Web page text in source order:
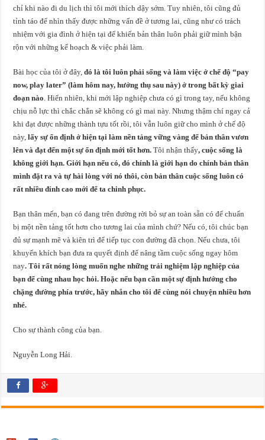
chỉ khi nào đi du lịch thì tôi mới thích dậy sớm. Tuy nhiên, tôi cũng đủ
tỉnh táo để nhìn thấy được những vấn đề ở tương lai, cũng như có trách
nhiệm với gia đình ở hiện tại để khiến bản thân luôn phải giữ mình bận
rộn với những kế hoạch & việc phải làm.
Bài học của tôi ở đây,đó là tôi luôn phải sống và làm việc ở chế độ “pay
now, play later” (làm hôm nay, hưởng thụ sau này) ở trong bất kỳ giai
đoạn nào. Hiển nhiên, khi mới lập nghiệp chưa có gì trong tay, nếu không
chịu nỗ lực thì chắc chắn sẽ không có gì mai này. Nhưng thậm chí ngay cả
khi đạt được những thành tựu tốt rồi, tôi vẫn luôn giữ cho mình ở chế độ
này,lấy sự ổn định ở hiện tại làm nền tảng vững vàng để bản thân vươn
lên và đạt đến một sự ổn định mới tốt hơn. Tôi nhận thấy, cuộc sống là
không giới hạn. Giới hạn nếu có, đó chính là giới hạn do chính bản thân
mình đặt ra và tự hài lòng với nó thôi, còn bản thân cuộc sống luôn có
rất nhiều đỉnh cao mới để ta chinh phục.
Bạn thân mến, bạn có đang trên đường rời bỏ sự an toàn sẵn có để chuẩn
bị một nền tảng tốt hơn cho tương lai của mình chứ? Nếu có, tôi chúc bạn
đủ sự mạnh mẽ và kiên trì để tiếp tục con đường đã chọn. Nếu chưa, tôi
khuyến khích bạn đưa ra quyết định để nâng tầm cuộc sống ngay hôm
nay. Tôi rất nóng lòng muốn nghe những trải nghiệm lập nghiệp của
bạn để cùng nhau học hỏi. Hoặc nếu bạn cần một sự định hướng cho
chặng đường phía trước, hãy nhắn cho tôi để cùng nói chuyện nhiều hơn
nhé.
Cho sự thành công của bạn.
Nguyễn Long Hải.